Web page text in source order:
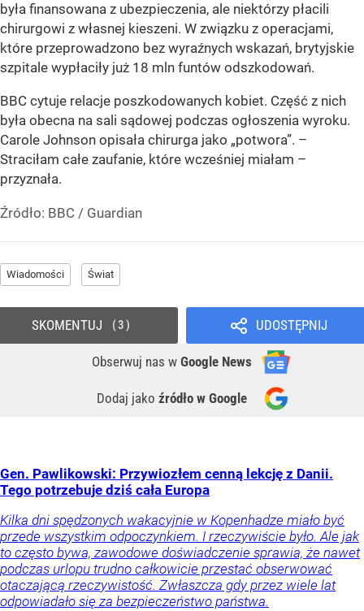
była finansowana z ubezpieczenia, ale niektórzy płacili
chirurgowi z własnej kieszeni. W związku z operacjami,
które przeprowadzono bez wyraźnych wskazań, brytyjskie
szpitale wypłaciły już 18 mln funtów odszkodowań.
BBC cytuje relacje poszkodowanych kobiet. Część z nich
była obecna na sali sądowej podczas ogłoszenia wyroku.
Carole Johnson opisała chirurga jako „potwora”. –
Straciłam całe zaufanie, które wcześniej miałam –
przyznała.
Źródło: BBC / Guardian
Wiadomości Świat
UDOSTĘPNIJ
Obserwuj nas w Google News
Dodaj jako źródło w Google
SKOMENTUJ 3
Gen. Pawlikowski: Przywiozłem cenną lekcję z Danii.
Tego potrzebuje dziś cała Europa
Kilka dni spędzonych wakacyjnie w Kopenhadze miało być
przede wszystkim odpoczynkiem. I rzeczywiście było. Ale jak
to często bywa, zawodowe doświadczenie sprawia, że nawet
podczas urlopu trudno całkowicie przestać obserwować
otaczającą rzeczywistość. Zwłaszcza gdy przez wiele lat
odpowiadało się za bezpieczeństwo państwa.